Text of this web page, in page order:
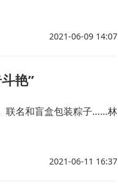
2021-06-09 14:07
艳”
联名和盲盒包装粽子……林
2021-06-11 16:37